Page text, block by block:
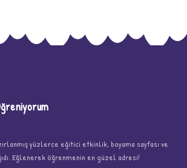
yüzlerce eğitici etkinlik, boyama sayfası ve
Eğlenerek öğrenmenin en güzel adresi!